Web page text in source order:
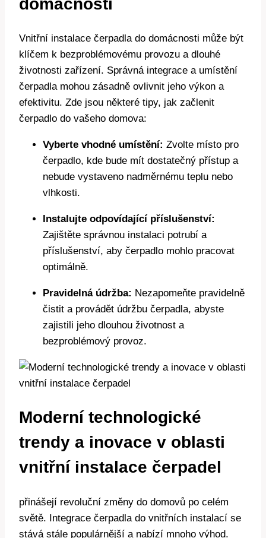
domácnosti
Vnitřní instalace čerpadla do domácnosti může být
klíčem k bezproblémovému provozu a dlouhé
životnosti zařízení. Správná integrace a umístění
čerpadla mohou zásadně ovlivnit jeho výkon a
efektivitu. Zde jsou některé tipy, jak začlenit
čerpadlo do vašeho domova:
Vyberte vhodné umístění: Zvolte místo pro
čerpadlo, kde bude mít dostatečný přístup a
nebude vystaveno nadměrnému teplu nebo
vlhkosti.
Instalujte odpovídající příslušenství:
Zajištěte správnou instalaci potrubí a
příslušenství, aby čerpadlo mohlo pracovat
optimálně.
Pravidelná údržba: Nezapomeňte pravidelně
čistit a provádět údržbu čerpadla, abyste
zajistili jeho dlouhou životnost a
bezproblémový provoz.
Moderní technologické
trendy a inovace v oblasti
vnitřní instalace čerpadel
přinášejí revoluční změny do domovů po celém
světě. Integrace čerpadla do vnitřních instalací se
stává stále populárnější a nabízí mnoho výhod.